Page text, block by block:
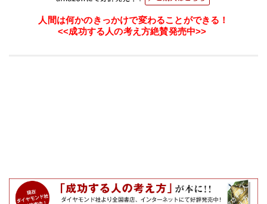
人間は何かのきっかけで変わることができる！
<<成功する人の考え方絶賛発売中>>